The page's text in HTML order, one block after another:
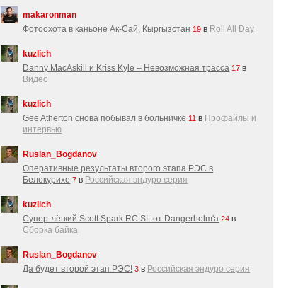
makaronman
Фотоохота в каньоне Ак-Cай, Кыргызстан 19 в Roll All Day
kuzlich
Danny MacAskill и Kriss Kyle – Невозможная трасса 17 в
Видео
kuzlich
Gee Atherton снова побывал в больничке 11 в Профайлы и
интервью
Ruslan_Bogdanov
Оперативные результаты второго этапа РЭС в
Белокурихе 7 в Российская эндуро серия
kuzlich
Супер-лёгкий Scott Spark RC SL от Dangerholm'a 24 в
Сборка байка
Ruslan_Bogdanov
Да будет второй этап РЭС! 3 в Российская эндуро серия